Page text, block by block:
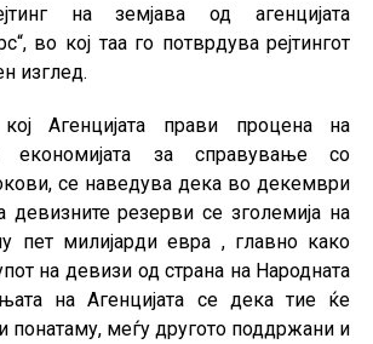
на земјава од агенцијата
во кој таа го потврдува рејтингот
изглед.
Агенцијата прави процена на
економијата за справување со
се наведува дека во декември
девизните резерви се зголемија на
пет милијарди евра , главно како
на девизи од страна на Народната
на Агенцијата се дека тие ќе
понатаму, меѓу другото поддржани и